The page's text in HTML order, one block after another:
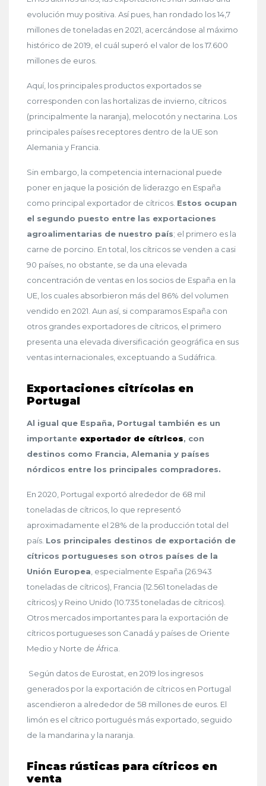
evolución muy positiva. Así pues, han rondado los 14,7
millones de toneladas en 2021, acercándose al máximo
histórico de 2019, el cuál superó el valor de los 17.600
millones de euros.
Aquí, los principales productos exportados se
corresponden con las hortalizas de invierno, cítricos
(principalmente la naranja), melocotón y nectarina. Los
principales países receptores dentro de la UE son
Alemania y Francia.
Sin embargo, la competencia internacional puede
poner en jaque la posición de liderazgo en España
como principal exportador de cítricos. Estos ocupan
el segundo puesto entre las exportaciones
agroalimentarias de nuestro país; el primero es la
carne de porcino. En total, los cítricos se venden a casi
90 países, no obstante, se da una elevada
concentración de ventas en los socios de España en la
UE, los cuales absorbieron más del 86% del volumen
vendido en 2021. Aun así, si comparamos España con
otros grandes exportadores de cítricos, el primero
presenta una elevada diversificación geográfica en sus
ventas internacionales, exceptuando a Sudáfrica.
Exportaciones citrícolas en
Portugal
Al igual que España, Portugal también es un
importante exportador de cítricos, con
destinos como Francia, Alemania y países
nórdicos entre los principales compradores.
En 2020, Portugal exportó alrededor de 68 mil
toneladas de cítricos, lo que representó
aproximadamente el 28% de la producción total del
país. Los principales destinos de exportación de
cítricos portugueses son otros países de la
Unión Europea, especialmente España (26.943
toneladas de cítricos), Francia (12.561 toneladas de
cítricos) y Reino Unido (10.735 toneladas de cítricos).
Otros mercados importantes para la exportación de
cítricos portugueses son Canadá y países de Oriente
Medio y Norte de África.
Según datos de Eurostat, en 2019 los ingresos
generados por la exportación de cítricos en Portugal
ascendieron a alrededor de 58 millones de euros. El
limón es el cítrico portugués más exportado, seguido
de la mandarina y la naranja.
Fincas rústicas para cítricos en
venta